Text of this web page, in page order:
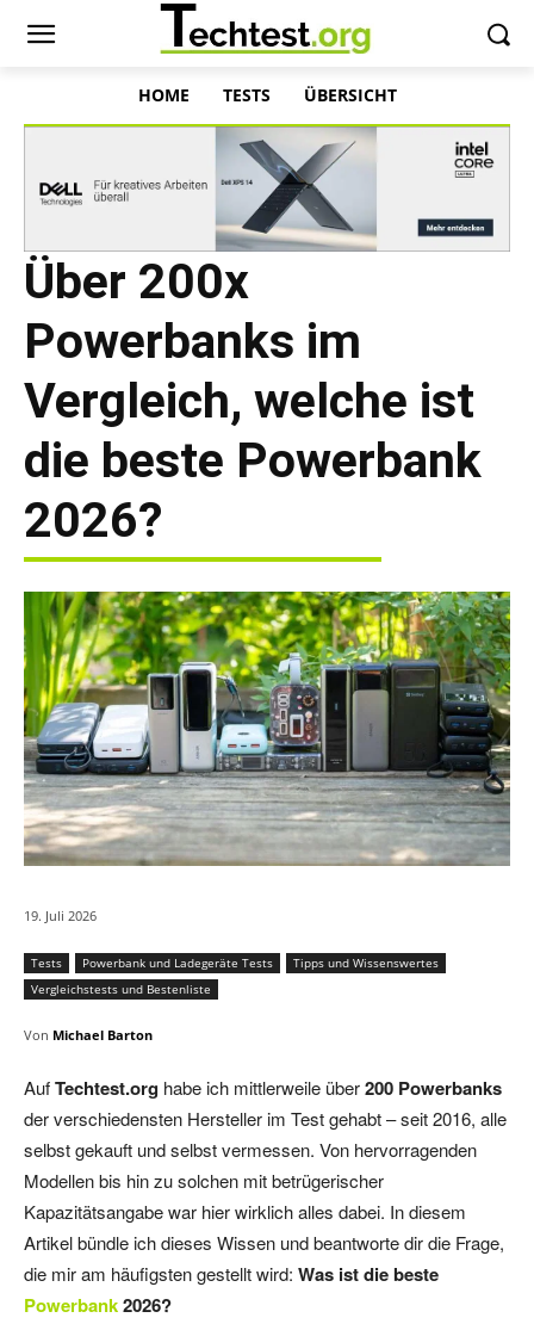
HOME TESTS ÜBERSICHT
Über 200x
Powerbanks im
Vergleich, welche ist
die beste Powerbank
2026?
19. Juli 2026
Tests Powerbank und Ladegeräte Tests
Tipps und Wissenswertes
Vergleichstests und Bestenliste
Von Michael Barton
AufTechtest.org habe ich mittlerweile über200 Powerbanks
der verschiedensten Hersteller im Test gehabt – seit 2016, alle
selbst gekauft und selbst vermessen. Von hervorragenden
Modellen bis hin zu solchen mit betrügerischer
Kapazitätsangabe war hier wirklich alles dabei. In diesem
Artikel bündle ich dieses Wissen und beantworte dir die Frage,
die mir am häufigsten gestellt wird: Was ist die beste
Powerbank2026?